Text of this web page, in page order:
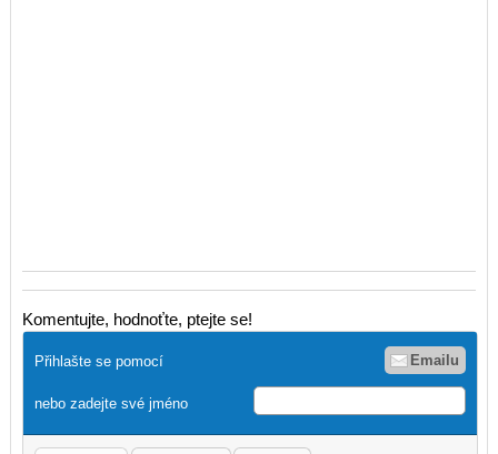
Komentujte, hodnoťte, ptejte se!
Přihlašte se pomocí Emailu
nebo zadejte své jméno